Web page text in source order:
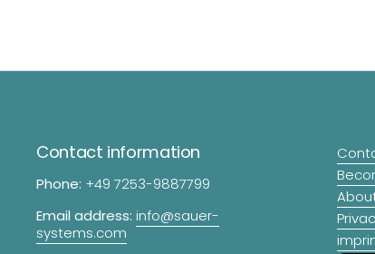
Contact information
Phone: +49 7253-9887799
Email address: info@sauer-
systems.com